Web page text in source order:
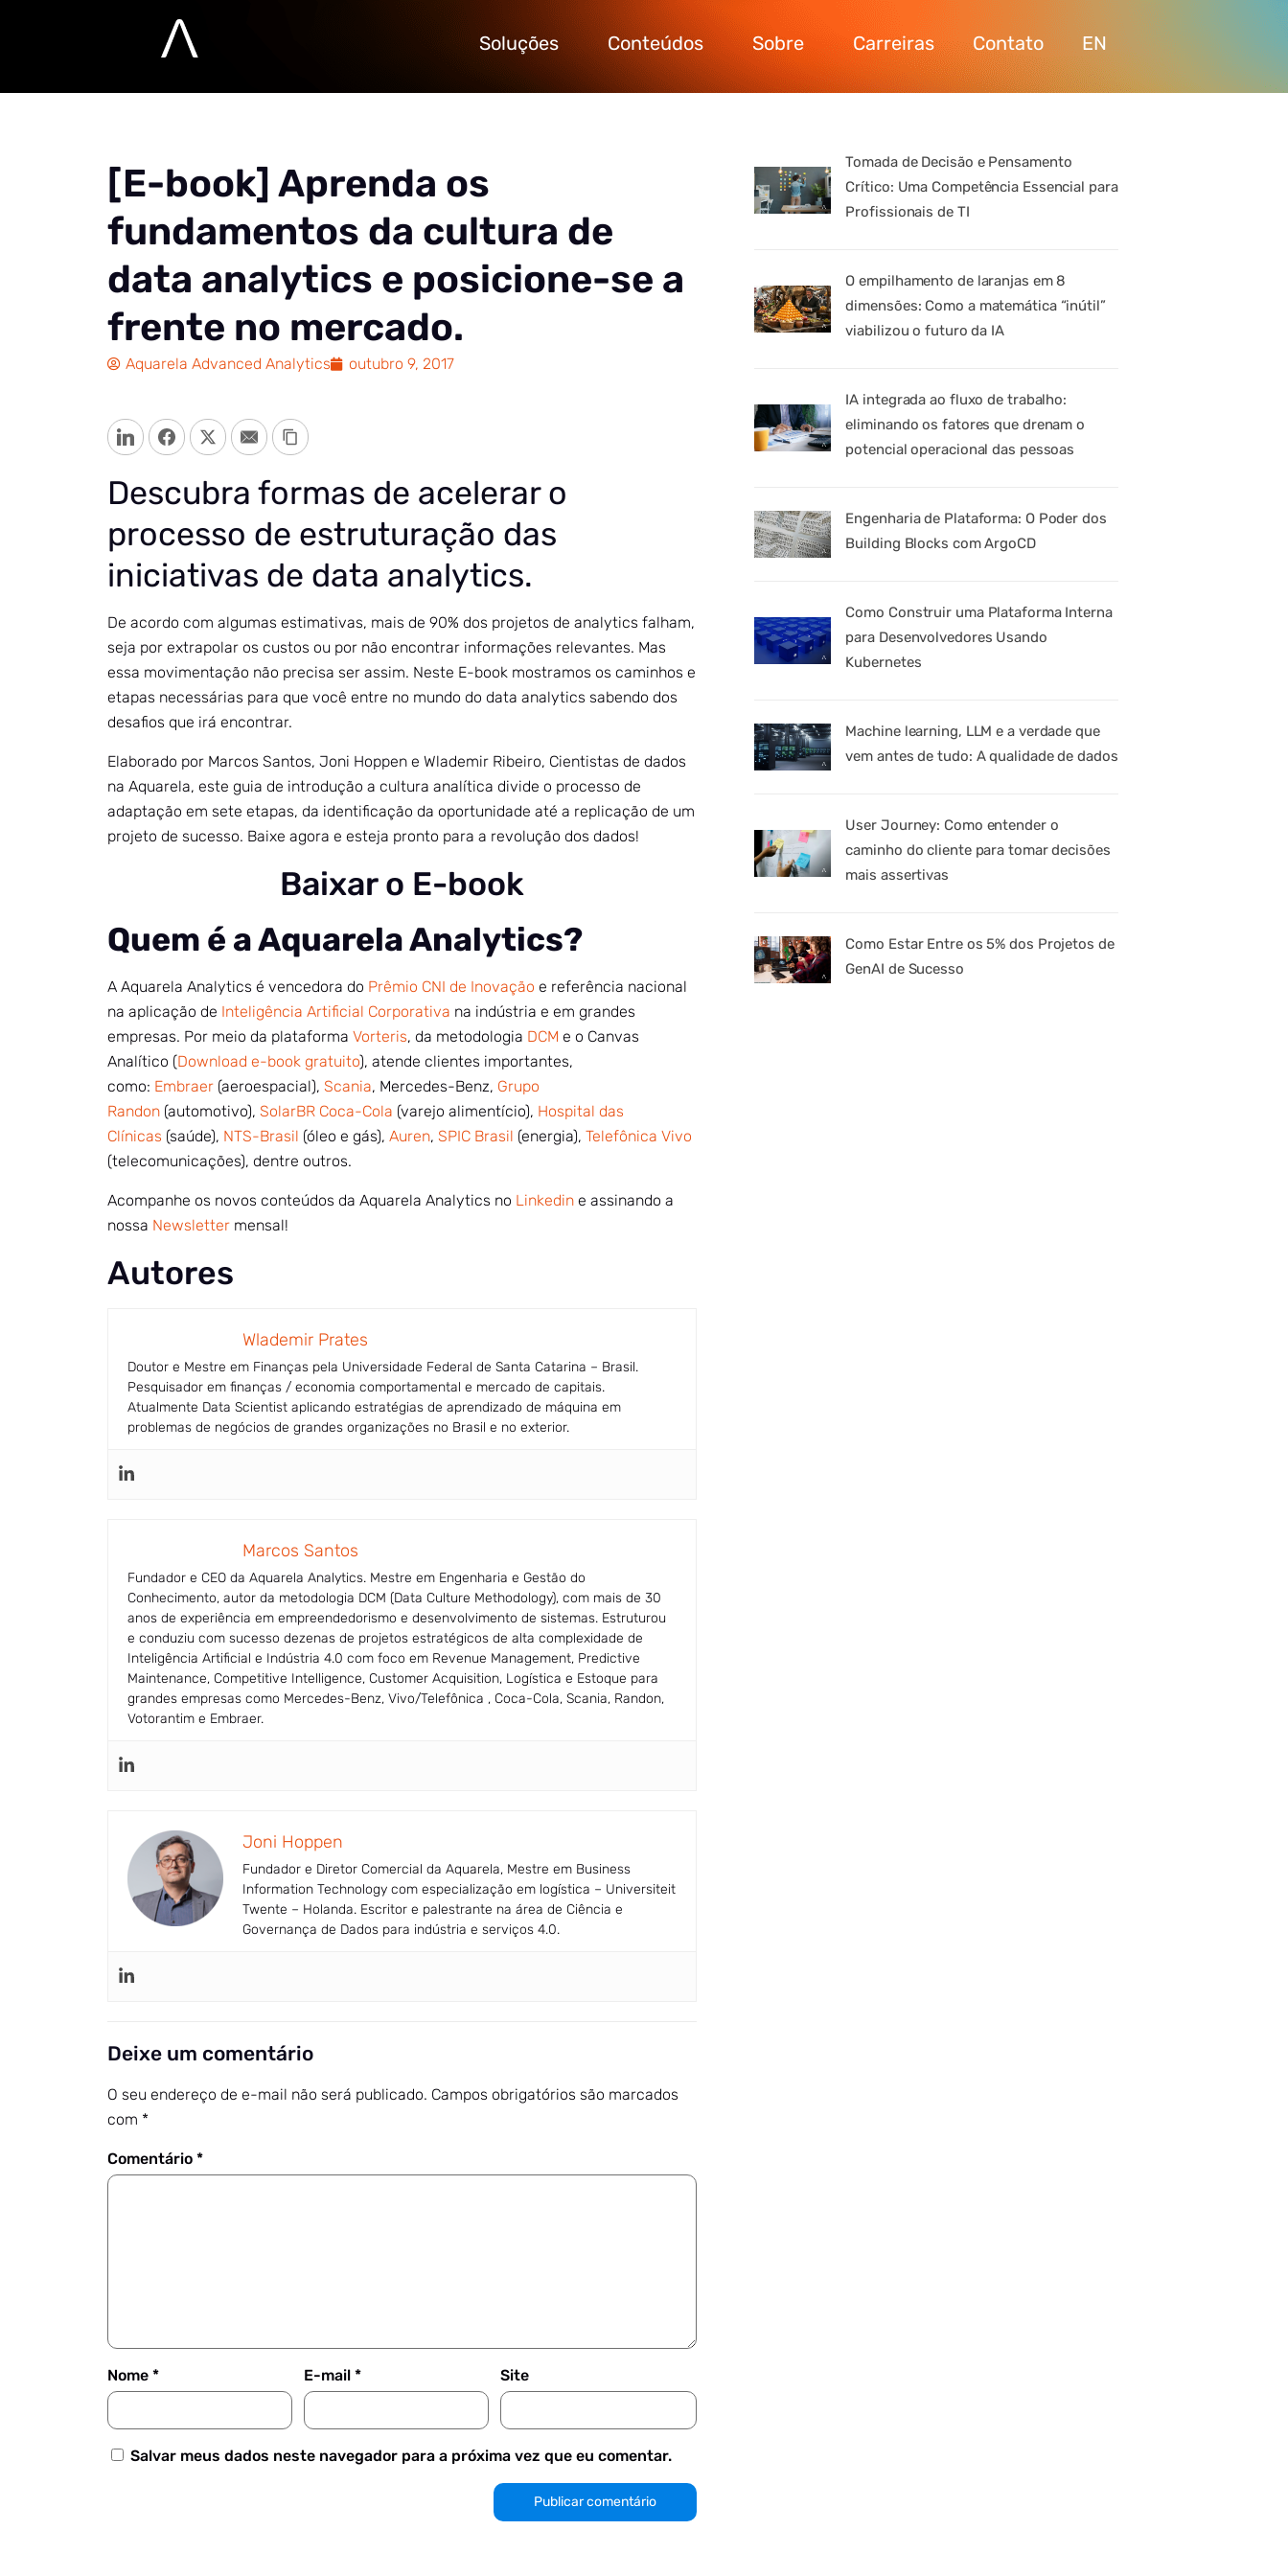
Soluções Conteúdos Sobre Carreiras Contato EN
[E-book] Aprenda os
fundamentos da cultura de
data analytics e posicione-se a
frente no mercado.
Aquarela Advanced Analytics outubro 9, 2017
LinkedInFacebookTwitterEmail Copy Link
Descubra formas de acelerar o
processo de estruturação das
iniciativas de data analytics.
De acordo com algumas estimativas, mais de 90% dos projetos de analytics falham,
seja por extrapolar os custos ou por não encontrar informações relevantes. Mas
essa movimentação não precisa ser assim. Neste E-book mostramos os caminhos e
etapas necessárias para que você entre no mundo do data analytics sabendo dos
desafios que irá encontrar.
Elaborado por Marcos Santos, Joni Hoppen e Wlademir Ribeiro, Cientistas de dados
na Aquarela, este guia de introdução a cultura analítica divide o processo de
adaptação em sete etapas, da identificação da oportunidade até a replicação de um
projeto de sucesso. Baixe agora e esteja pronto para a revolução dos dados!
Baixar o E-book
Quem é a Aquarela Analytics?
A Aquarela Analytics é vencedora do Prêmio CNI de Inovação e referência nacional
na aplicação de Inteligência Artificial Corporativa na indústria e em grandes
empresas. Por meio da plataforma Vorteris, da metodologia DCM e o Canvas
Analítico (Download e-book gratuito), atende clientes importantes,
como: Embraer (aeroespacial), Scania, Mercedes-Benz, Grupo
Randon (automotivo), SolarBR Coca-Cola (varejo alimentício), Hospital das
Clínicas (saúde), NTS-Brasil (óleo e gás), Auren, SPIC Brasil (energia), Telefônica Vivo
(telecomunicações), dentre outros.
Acompanhe os novos conteúdos da Aquarela Analytics no Linkedin e assinando a
nossa Newsletter mensal!
Autores
Wlademir Prates
Doutor e Mestre em Finanças pela Universidade Federal de Santa Catarina – Brasil.
Pesquisador em finanças / economia comportamental e mercado de capitais.
Atualmente Data Scientist aplicando estratégias de aprendizado de máquina em
problemas de negócios de grandes organizações no Brasil e no exterior.
Marcos Santos
Fundador e CEO da Aquarela Analytics. Mestre em Engenharia e Gestão do
Conhecimento, autor da metodologia DCM (Data Culture Methodology), com mais de 30
anos de experiência em empreendedorismo e desenvolvimento de sistemas. Estruturou
e conduziu com sucesso dezenas de projetos estratégicos de alta complexidade de
Inteligência Artificial e Indústria 4.0 com foco em Revenue Management, Predictive
Maintenance, Competitive Intelligence, Customer Acquisition, Logística e Estoque para
grandes empresas como Mercedes-Benz, Vivo/Telefônica , Coca-Cola, Scania, Randon,
Votorantim e Embraer.
Joni Hoppen
Fundador e Diretor Comercial da Aquarela, Mestre em Business
Information Technology com especialização em logística – Universiteit
Twente – Holanda. Escritor e palestrante na área de Ciência e
Governança de Dados para indústria e serviços 4.0.
Deixe um comentário
O seu endereço de e-mail não será publicado. Campos obrigatórios são marcados
com *
Comentário *
Nome * E-mail * Site
Salvar meus dados neste navegador para a próxima vez que eu comentar.
Tomada de Decisão e Pensamento
Crítico: Uma Competência Essencial para
Profissionais de TI
O empilhamento de laranjas em 8
dimensões: Como a matemática “inútil”
viabilizou o futuro da IA
IA integrada ao fluxo de trabalho:
eliminando os fatores que drenam o
potencial operacional das pessoas
Engenharia de Plataforma: O Poder dos
Building Blocks com ArgoCD
Como Construir uma Plataforma Interna
para Desenvolvedores Usando
Kubernetes
Machine learning, LLM e a verdade que
vem antes de tudo: A qualidade de dados
User Journey: Como entender o
caminho do cliente para tomar decisões
mais assertivas
Como Estar Entre os 5% dos Projetos de
GenAI de Sucesso